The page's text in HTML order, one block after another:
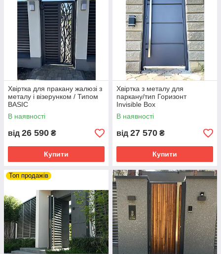
Bona_Fence_BOT
Тут ви знайдете зручний каталог продукції з фото та
описами, відео, FAQ і формою для швидкого запиту ціни.
Оберіть потрібну категорію або напишіть нам питання —
менеджер відповість у чаті. Почнемо?
ПЕРЕЙТИ У БОТ
Хвіртка для пракану жалюзі з
металу і візерунком / Типом
BASIC
В наявності
від 26 590 ₴
Купити
Хвіртка з металу для
паркану/тип Горизонт
Invisible Box
В наявності
від 27 570 ₴
Купити
Топ продажів